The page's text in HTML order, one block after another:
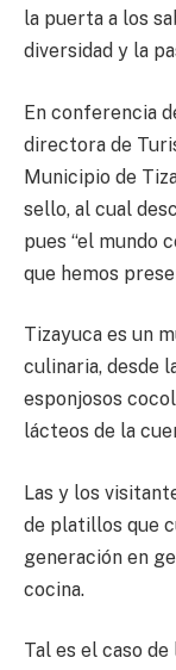
la puerta a los
diversidad y la
En conferencia
directora de
Municipio de
sello, al cual
pues “el mundo
que hemos
Tizayuca es un
culinaria, desde
esponjosos
lácteos de la
Las y los
de platillos que
generación en
cocina.
Tal es el caso